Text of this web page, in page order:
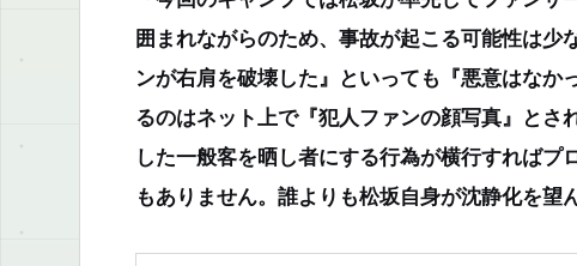
囲まれながらのため、事故が起こる可能性は
ンが右肩を破壊した』といっても『悪意はな
るのはネット上で『犯人ファンの顔写真』とさ
した一般客を晒し者にする行為が横行すればプ
もありません。誰よりも松坂自身が沈静化を望